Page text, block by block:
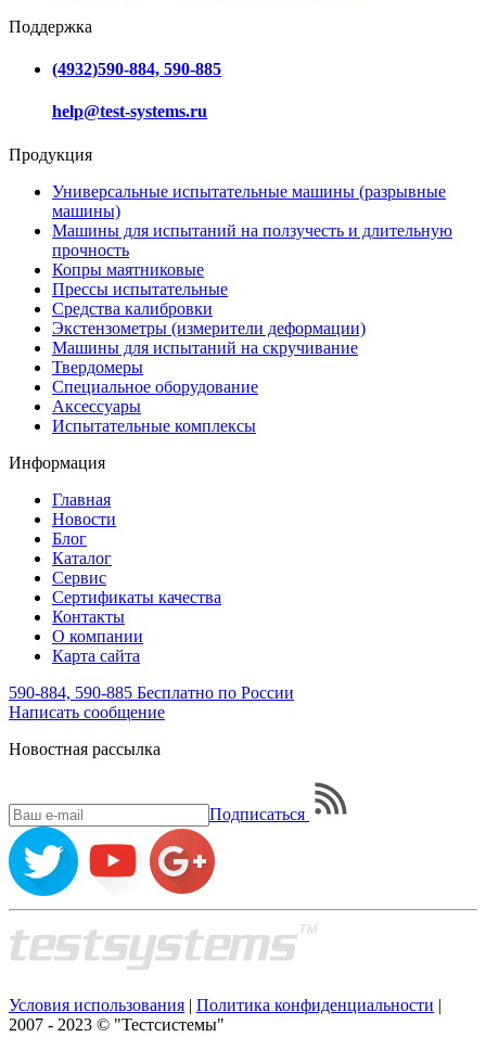
Поддержка
(4932)590-884, 590-885
help@test-systems.ru
Продукция
Универсальные испытательные машины (разрывные
машины)
Машины для испытаний на ползучесть и длительную
прочность
Копры маятниковые
Прессы испытательные
Средства калибровки
Экстензометры (измерители деформации)
Машины для испытаний на скручивание
Твердомеры
Специальное оборудование
Аксессуары
Испытательные комплексы
Информация
Главная
Новости
Блог
Каталог
Сервис
Сертификаты качества
Контакты
О компании
Карта сайта
590-884, 590-885 Бесплатно по России
Написать сообщение
Новостная рассылка
Подписаться
Условия использования | Политика конфиденциальности |
2007 - 2023 © "Тестсистемы"